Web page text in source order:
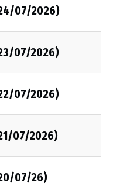
07/2026)
07/2026)
07/2026)
07/2026)
07/26)